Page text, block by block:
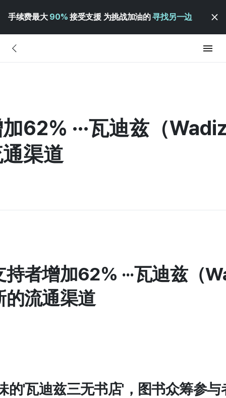
手续费最大 90% 接受支援 为挑战加油的寻找另一边
62% ···瓦迪兹（
渠道
者增加62% ···瓦迪兹（
的流通渠道
的'瓦迪兹三无书店'，图书众筹参